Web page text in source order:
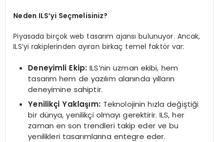
Neden ILS’yi Seçmelisiniz?
Piyasada birçok web tasarım ajansı bulunuyor. Ancak,
ILS’yi rakiplerinden ayıran birkaç temel faktör var:
Deneyimli Ekip: ILS’nin uzman ekibi, hem
tasarım hem de yazılım alanında yılların
deneyimine sahiptir.
Yenilikçi Yaklaşım: Teknolojinin hızla değiştiği
bir dünya, yenilikçi olmayı gerektirir. ILS, her
zaman en son trendleri takip eder ve bu
yenilikleri tasarımlarına entegre eder.